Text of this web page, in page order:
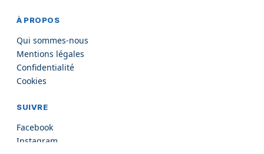
À PROPOS
Qui sommes-nous
Mentions légales
Confidentialité
Cookies
SUIVRE
Facebook
Instagram